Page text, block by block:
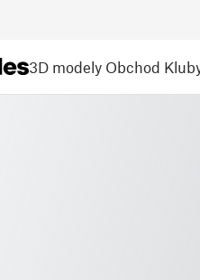
3D modely Obchod